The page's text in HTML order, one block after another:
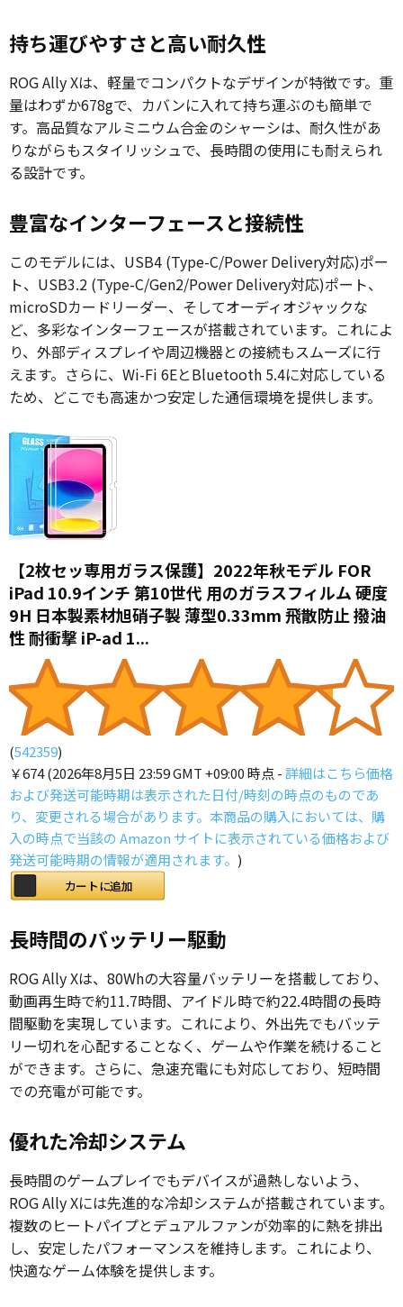
持ち運びやすさと高い耐久性
ROG Ally Xは、軽量でコンパクトなデザインが特徴です。重
量はわずか678gで、カバンに入れて持ち運ぶのも簡単で
す。高品質なアルミニウム合金のシャーシは、耐久性があ
りながらもスタイリッシュで、長時間の使用にも耐えられ
る設計です。
豊富なインターフェースと接続性
このモデルには、USB4 (Type-C/Power Delivery対応)ポー
ト、USB3.2 (Type-C/Gen2/Power Delivery対応)ポート、
microSDカードリーダー、そしてオーディオジャックな
ど、多彩なインターフェースが搭載されています。これによ
り、外部ディスプレイや周辺機器との接続もスムーズに行
えます。さらに、Wi-Fi 6EとBluetooth 5.4に対応している
ため、どこでも高速かつ安定した通信環境を提供します。
【2枚セッ専用ガラス保護】2022年秋モデル FOR
iPad 10.9インチ 第10世代 用のガラスフィルム 硬度
9H 日本製素材旭硝子製 薄型0.33mm 飛散防止 撥油
性 耐衝撃 iP-ad 1...
(542359)
￥674(2026年8月5日 23:59 GMT +09:00 時点 -詳細はこちら価格
および発送可能時期は表示された日付/時刻の時点のものであ
り、変更される場合があります。本商品の購入においては、購
入の時点で当該の Amazon サイトに表示されている価格および
発送可能時期の情報が適用されます。 )
カートに追加
長時間のバッテリー駆動
ROG Ally Xは、80Whの大容量バッテリーを搭載しており、
動画再生時で約11.7時間、アイドル時で約22.4時間の長時
間駆動を実現しています。これにより、外出先でもバッテ
リー切れを心配することなく、ゲームや作業を続けること
ができます。さらに、急速充電にも対応しており、短時間
での充電が可能です。
優れた冷却システム
長時間のゲームプレイでもデバイスが過熱しないよう、
ROG Ally Xには先進的な冷却システムが搭載されています。
複数のヒートパイプとデュアルファンが効率的に熱を排出
し、安定したパフォーマンスを維持します。これにより、
快適なゲーム体験を提供します。